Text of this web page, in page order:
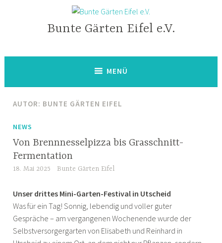
Bunte Gärten Eifel e.V.
MENÜ
AUTOR: BUNTE GÄRTEN EIFEL
NEWS
Von Brennnesselpizza bis Grasschnitt-
Fermentation
18. Mai 2025 Bunte Gärten Eifel
Unser drittes Mini-Garten-Festival in Utscheid
Was für ein Tag! Sonnig, lebendig und voller guter
Gespräche – am vergangenen Wochenende wurde der
Selbstversorgergarten von Elisabeth und Reinhard in